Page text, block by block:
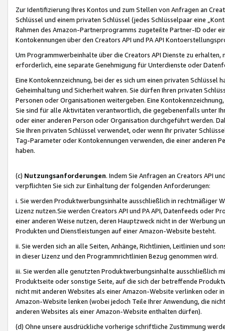
Zur Identifizierung Ihres Kontos und zum Stellen von Anfragen an
Schlüssel und einem privaten Schlüssel (jedes Schlüsselpaar eine
Rahmen des Amazon-Partnerprogramms zugeteilte Partner-ID oder
Kontokennungen über den Creators API und PA API
Um Programmwerbeinhalte über die Creators API Dienste zu
erforderlich, eine separate Genehmigung für Unterdienste oder
Eine Kontokennzeichnung, bei der es sich um einen privaten
Geheimhaltung und Sicherheit wahren. Sie dürfen Ihren privaten
Personen oder Organisationen weitergeben. Eine
Sie sind für alle Aktivitäten verantwortlich, die gegebenenfalls unter
oder einer anderen Person oder Organisation durchgeführt werden.
Sie Ihren privaten Schlüssel verwendet, oder wenn Ihr privater
Tag-Parameter oder Kontokennungen verwenden, die einer anderen
haben.
(c) Nutzungsanforderungen. Indem Sie Anfragen an Creators API
verpflichten Sie sich zur Einhaltung der folgenden Anforderungen:
i. Sie werden Produktwerbungsinhalte ausschließlich in rechtmäßiger
Lizenz nutzen.Sie werden Creators API und PA API, Datenfeeds oder
einer anderen Weise nutzen, deren Hauptzweck nicht in der Werbung
Produkten und Dienstleistungen auf einer Amazon-Website besteht.
ii. Sie werden sich an alle Seiten, Anhänge, Richtlinien, Leitlinien und
in dieser Lizenz und den Programmrichtlinien Bezug genommen wird.
iii. Sie werden alle genutzten Produktwerbungsinhalte ausschließlich
Produktseite oder sonstige Seite, auf die sich der betreffende
nicht mit anderen Websites als einer Amazon-Website verlinken oder
Amazon-Website lenken (wobei jedoch Teile Ihrer Anwendung, die
anderen Websites als einer Amazon-Website enthalten dürfen).
(d) Ohne unsere ausdrückliche vorherige schriftliche Zustimmung